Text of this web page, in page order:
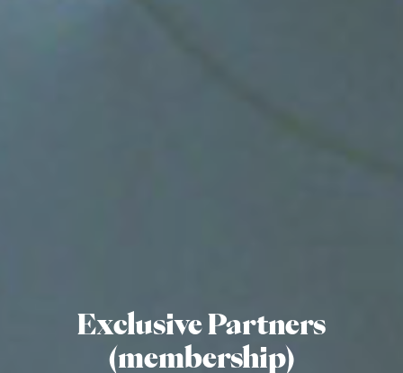
Exclusive Partners
(membership)